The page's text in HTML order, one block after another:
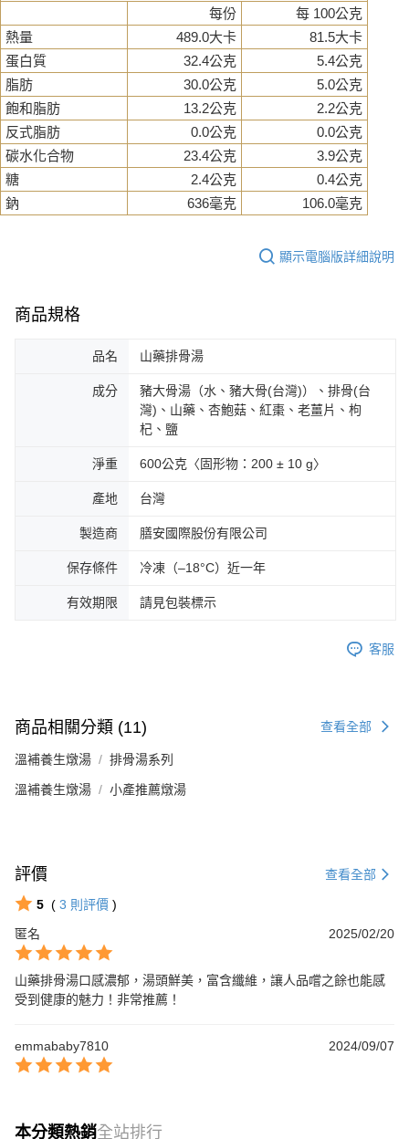
每份
每 100公克
熱量
489.0大卡
81.5大卡
蛋白質
32.4公克
5.4公克
脂肪
30.0公克
5.0公克
飽和脂肪
13.2公克
2.2公克
反式脂肪
0.0公克
0.0公克
碳水化合物
23.4公克
3.9公克
糖
2.4公克
0.4公克
鈉
636毫克 106.0毫克
顯示電腦版詳細說明
商品規格
品名 山藥排骨湯
成分
豬大骨湯（水、豬大骨(台灣)）、排骨(台
灣)、山藥、杏鮑菇、紅棗、老薑片、枸
杞、鹽
淨重 600公克〈固形物：200 ± 10 g〉
產地 台灣
製造商 膳安國際股份有限公司
保存條件 冷凍（–18°C）近一年
有效期限 請見包裝標示
客服
商品相關分類 (11) 查看全部
溫補養生燉湯 排骨湯系列
溫補養生燉湯 小產推薦燉湯
評價 查看全部
5 ( 3 則評價 )
匿名
2025/02/20
山藥排骨湯口感濃郁，湯頭鮮美，富含纖維，讓人品嚐之餘也能感
受到健康的魅力！非常推薦！
emmababy7810 2024/09/07
本分類熱銷全站排行